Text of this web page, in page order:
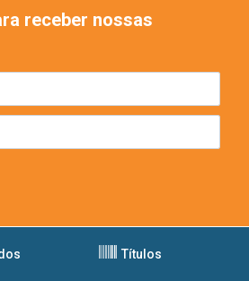
receber nossas
Títulos